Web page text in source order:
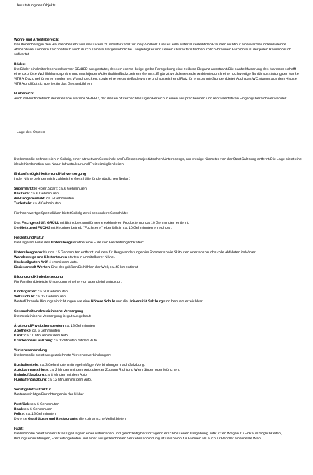
Ausstattung des Objekts
Wohn- und Arbeitsbereich:
Der Bodenbelag in den Räumen besteht aus massivem, 20 mm starkem Curupay-Vollholz. Dieses edle Material verleiht den Räumen nicht nur eine warme und einladende
Atmosphäre, sondern zeichnet sich auch durch seine außergewöhnliche Langlebigkeit und seinen charakteristischen, rötlich-braunen Farbton aus, der jeden Raum optisch
aufwertet.
Bäder:
Die Bäder sind mit erlesenem Marmor SEABED ausgestattet, dessen creme-beige-gelbe Farbgebung eine zeitlose Eleganz ausstrahlt. Die sanfte Maserung des Marmors schafft
eine luxuriöse Wohlfühlatmosphäre und macht jeden Aufenthalt im Bad zu einem Genuss. Ergänzt wird dieses edle Ambiente durch eine hochwertige Sanitärausstattung der Marke
VITRA. Dazu gehören ein modernes Waschbecken, sowie eine elegante Badewanne und ausreichend Platz für entspannte Stunden bietet. Auch das WC stammt aus dem Hause
VITRA und fügt sich perfekt in das Gesamtbild ein.
Flurbereich:
Auch im Flur findet sich der erlesene Marmor SEABED, der diesen oft vernachlässigten Bereich in einen ansprechenden und repräsentativen Eingangsbereich verwandelt.
Lage des Objekts
Die Immobilie befindet sich in Grödig, einer attraktiven Gemeinde am Fuße des majestätischen Untersbergs, nur wenige Kilometer von der Stadt Salzburg entfernt. Die Lage bietet eine
ideale Kombination aus Natur, Infrastruktur und Freizeitmöglichkeiten.
Einkaufsmöglichkeiten und Nahversorgung
In der Nähe befinden sich zahlreiche Geschäfte für den täglichen Bedarf:
Supermärkte (Hofer, Spar): ca. 6 Gehminuten
Bäckerei: ca. 6 Gehminuten
dm-Drogeriemarkt: ca. 5 Gehminuten
Tankstelle: ca. 4 Gehminuten
Für hochwertige Spezialitäten bietet Grödig zwei besondere Geschäfte:
Das Fischgeschäft GRÜLL mit Bistro: bekannt für seine exklusiven Produkte, nur ca. 10 Gehminuten entfernt.
Die Metzgerei FUCHS mit Heurigenbetrieb "Fuchserei": ebenfalls in ca. 10 Gehminuten erreichbar.
Freizeit und Natur
Die Lage am Fuße des Untersbergs eröffnet eine Fülle von Freizeitmöglichkeiten:
Untersbergbahn: Nur ca. 15 Gehminuten entfernt und ideal für Bergwanderungen im Sommer sowie Skitouren oder anspruchsvolle Abfahrten im Winter.
Wanderwege und Klettertouren starten in unmittelbarer Nähe.
Hochseilgarten Anif: 4 km mit dem Auto.
Eisriesenwelt Werfen: Eine der größten Eishöhlen der Welt, ca. 40 km entfernt.
Bildung und Kinderbetreuung
Für Familien bietet die Umgebung eine hervorragende Infrastruktur:
Kindergarten: ca. 20 Gehminuten
Volksschule: ca. 12 Gehminuten
Weiterführende Bildungseinrichtungen wie eine Höhere Schule und die Universität Salzburg sind bequem erreichbar.
Gesundheit und medizinische Versorgung
Die medizinische Versorgung ist gut ausgebaut:
Ärzte und Physiotherapeuten: ca. 15 Gehminuten
Apotheke: ca. 6 Gehminuten
Klinik: ca. 10 Minuten mit dem Auto
Krankenhaus Salzburg: ca. 12 Minuten mit dem Auto
Verkehrsanbindung
Die Immobilie bietet ausgezeichnete Verkehrsverbindungen:
Bushaltestelle: ca. 3 Gehminuten mit regelmäßigen Verbindungen nach Salzburg.
Autobahnanschluss: ca. 2 Minuten mit dem Auto; direkter Zugang Richtung Wien, Süden oder München.
Bahnhof Salzburg: ca. 8 Minuten mit dem Auto.
Flughafen Salzburg: ca. 12 Minuten mit dem Auto.
Sonstige Infrastruktur
Weitere wichtige Einrichtungen in der Nähe:
Postfiliale: ca. 6 Gehminuten
Bank: ca. 6 Gehminuten
Polizei: ca. 15 Gehminuten
Diverse Gasthäuser und Restaurants , die kulinarische Vielfalt bieten.
Fazit:
Die Immobilie bietet eine erstklassige Lage in einer naturnahen und gleichzeitig hervorragend erschlossenen Umgebung. Mit kurzen Wegen zu Einkaufsmöglichkeiten,
Bildungseinrichtungen, Freizeitangeboten und einer ausgezeichneten Verkehrsanbindung ist sie sowohl für Familien als auch für Pendler eine ideale Wahl.